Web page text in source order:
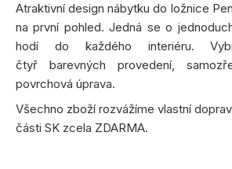
Atraktivní design nábytku do ložnice
na první pohled. Jedná se o
hodí do každého interiéru.
čtyř barevných provedení,
povrchová úprava.
Všechno zboží rozvážíme vlastní
části SK zcela ZDARMA.